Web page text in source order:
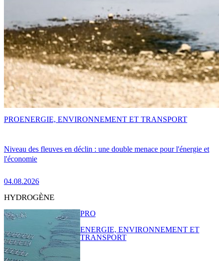
Niveau des fleuves en déclin : une double menace pour l'énergie et
l'économie
04.08.2026
PROENERGIE, ENVIRONNEMENT ET TRANSPORT
HYDROGÈNE
PRO
ENERGIE, ENVIRONNEMENT ET
TRANSPORT